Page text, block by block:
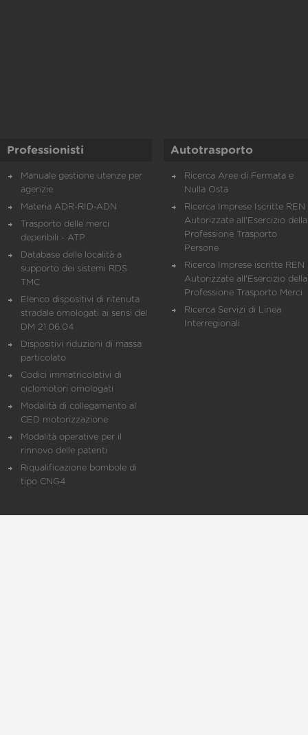
Professionisti
Manuale gestione utenze per
agenzie
Materia ADR-RID-ADN
Trasporto delle merci
deperibili - ATP
Database delle località a
supporto dei sistemi RDS
TMC
Elenco dispositivi di ritenuta
stradale omologati ai sensi del
DM 21.06.04
Dispositivi riduzioni di massa
particolato
Codici immatricolativi di
ciclomotori omologati
Modalità di collegamento al
CED motorizzazione
Modalità operative per il
rinnovo delle patenti
Riqualificazione bombole di
tipo CNG4
Autotrasporto
Ricerca Aree di Fermata e
Nulla Osta
Ricerca Imprese Iscritte REN
Autorizzate all'Esercizio della
Professione Trasporto
Persone
Ricerca Imprese iscritte REN
Autorizzate all'Esercizio della
Professione Trasporto Merci
Ricerca Servizi di Linea
Interregionali